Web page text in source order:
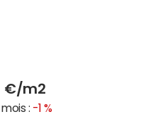
€/m2
: -1 %